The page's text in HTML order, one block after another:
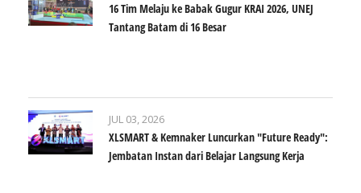
16 Tim Melaju ke Babak Gugur KRAI 2026, UNEJ
Tantang Batam di 16 Besar
JUL 03, 2026
XLSMART & Kemnaker Luncurkan "Future Ready":
Jembatan Instan dari Belajar Langsung Kerja